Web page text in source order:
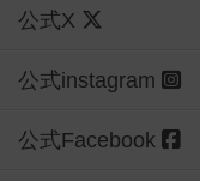
公式X
公式instagram
公式Facebook